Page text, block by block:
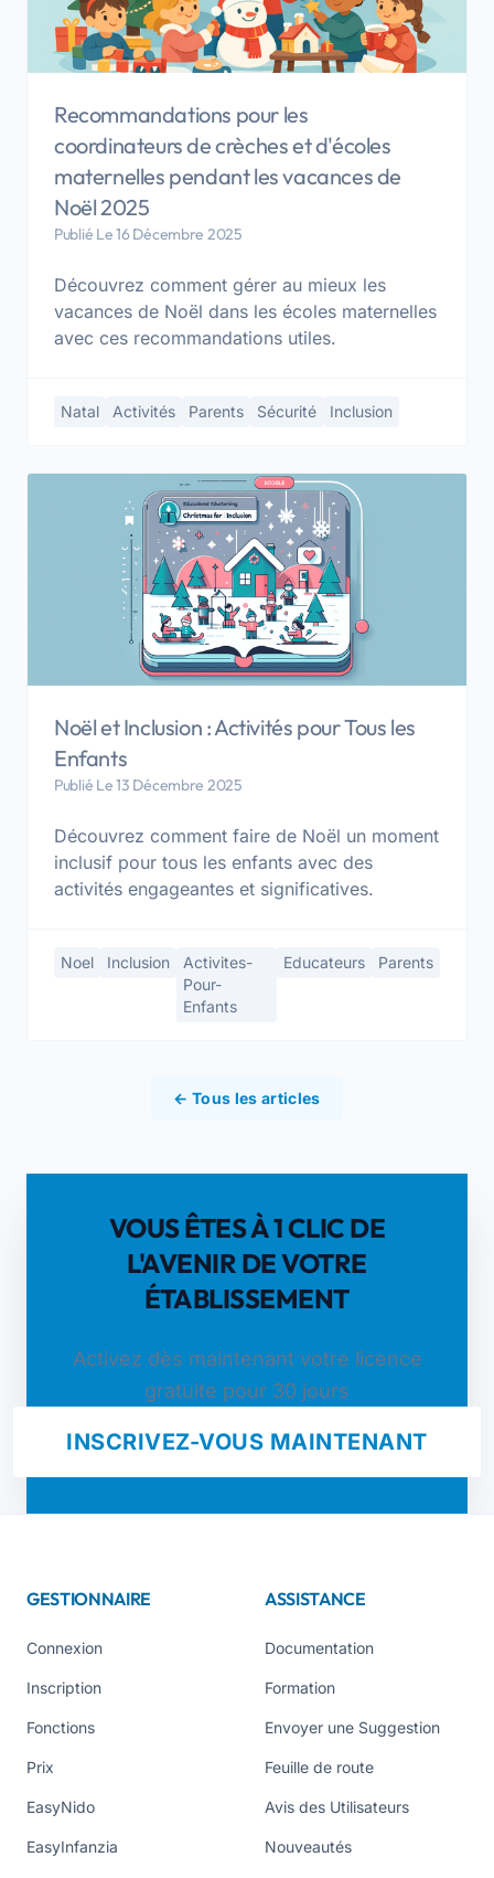
Recommandations pour les
coordinateurs de crèches et d'écoles
maternelles pendant les vacances de
Noël 2025
Publié Le 16 Décembre 2025
Découvrez comment gérer au mieux les
vacances de Noël dans les écoles maternelles
avec ces recommandations utiles.
Natal Activités Parents Sécurité Inclusion
Noël et Inclusion : Activités pour Tous les
Enfants
Publié Le 13 Décembre 2025
Découvrez comment faire de Noël un moment
inclusif pour tous les enfants avec des
activités engageantes et significatives.
Noel Inclusion
Activites-
Pour-
Enfants
Educateurs Parents
← Tous les articles
VOUS ÊTES À 1 CLIC DE
L'AVENIR DE VOTRE
ÉTABLISSEMENT
Activez dès maintenant votre licence
gratuite pour 30 jours
INSCRIVEZ-VOUS MAINTENANT
GESTIONNAIRE
Connexion
Inscription
Fonctions
Prix
EasyNido
EasyInfanzia
ASSISTANCE
Documentation
Formation
Envoyer une Suggestion
Feuille de route
Avis des Utilisateurs
Nouveautés